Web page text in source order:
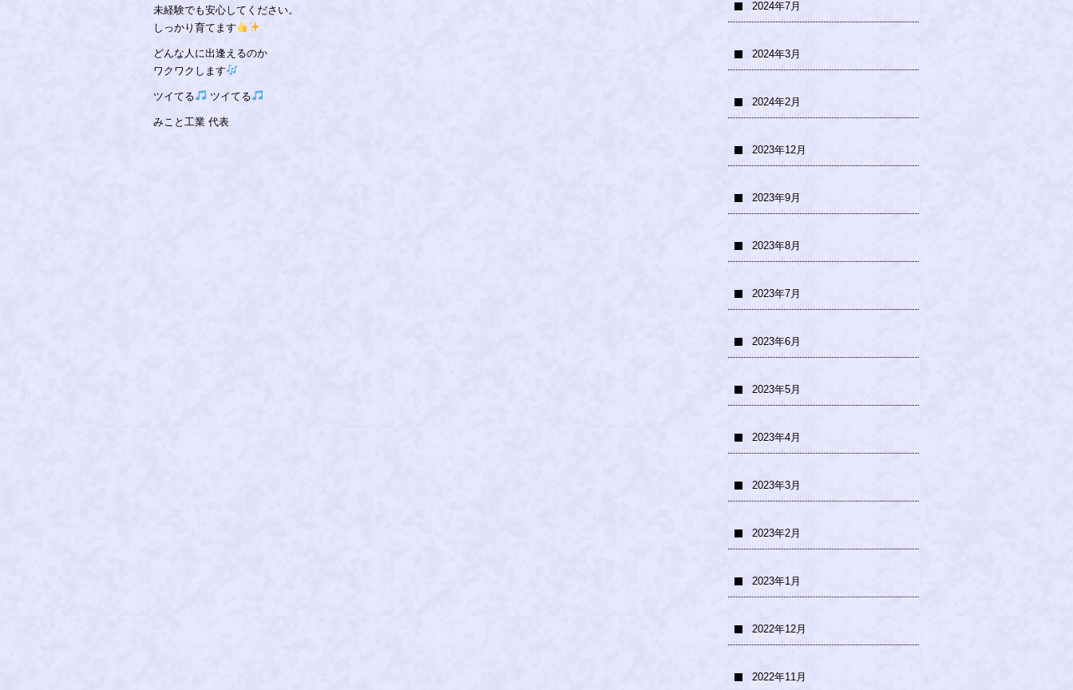
未経験でも安心してください。
しっかり育てます
どんな人に出逢えるのか
ワクワクします
ツイてる ツイてる
みこと工業 代表
2024年7月
2024年3月
2024年2月
2023年12月
2023年9月
2023年8月
2023年7月
2023年6月
2023年5月
2023年4月
2023年3月
2023年2月
2023年1月
2022年12月
2022年11月